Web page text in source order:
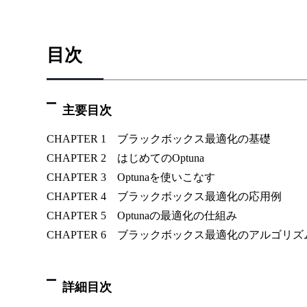
目次
主要目次
CHAPTER 1 ブラックボックス最適化の基礎
CHAPTER 2 はじめてのOptuna
CHAPTER 3 Optunaを使いこなす
CHAPTER 4 ブラックボックス最適化の応用例
CHAPTER 5 Optunaの最適化の仕組み
CHAPTER 6 ブラックボックス最適化のアルゴリズ
詳細目次